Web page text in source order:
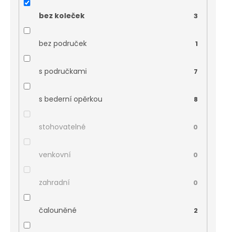
bez koleček 3
bez područek 1
s područkami 7
s bederní opěrkou 8
stohovatelné 0
venkovní 0
zahradní 0
čalouněné 2